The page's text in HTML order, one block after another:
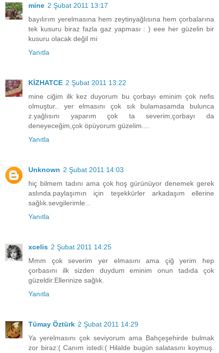
mine 2 Şubat 2011 13:17
bayılırım yerelmasına hem zeytinyağlısına hem çorbalarına
tek kusuru biraz fazla gaz yapması : ) eee her güzelin bir
kusuru olacak değil mi
Yanıtla
KİZHATCE 2 Şubat 2011 13:22
mine ciğim ilk kez duyorum bu çorbayı eminim çok nefis
olmuştur.. yer elmasını çok sık bulamasamda bulunca
z.yağlısını yaparım çok ta severim,çorbayı da
deneyeceğim,çok öpüyorum güzelim....
Yanıtla
Unknown 2 Şubat 2011 14:03
hiç bilmem tadını ama çok hoş gürünüyor denemek gerek
aslında.paylaşımın için teşekkürler arkadaşım ellerine
sağlık.sevgilerimle...
Yanıtla
xcelis 2 Şubat 2011 14:25
Mmm çok severim yer elmasını ama çiğ yerim hep
çorbasını ilk sizden duydum eminim onun tadıda çok
güzeldir.Ellerinize sağlık.
Yanıtla
Tümay Öztürk 2 Şubat 2011 14:29
Ya yerelmasını çok seviyorum ama Bahçeşehirde bulmak
zor biraz:( Canım istedi:( Hilalde bugün salatasını koymuş.